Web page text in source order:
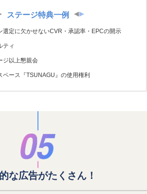
ステージ特典一例
選定に欠かせないCVR・承認率・EPCの開示
ティ
ジ以上懇親会
ペース『TSUNAGU』の使用権利
な広告がたくさん！